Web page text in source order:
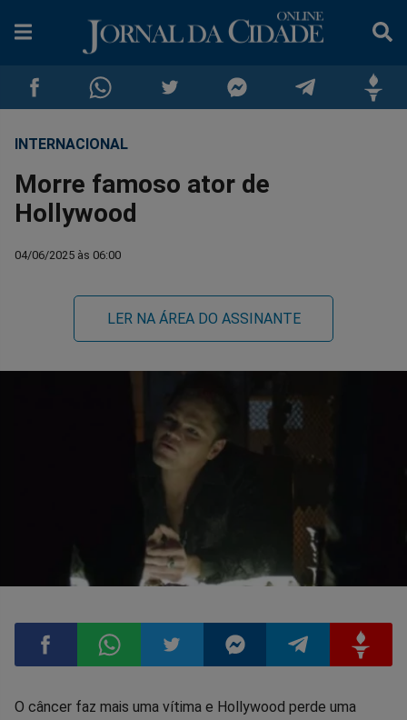
Compartilhar
no
Compartilhar
no
no
no
INTERNACIONAL
Morre famoso ator de
Hollywood
04/06/2025 às 06:00
LER NA ÁREA DO ASSINANTE
CompartilharCompartilharCompartilharCompartilharCompartilhar
O câncer faz mais uma vítima e Hollywood perde uma